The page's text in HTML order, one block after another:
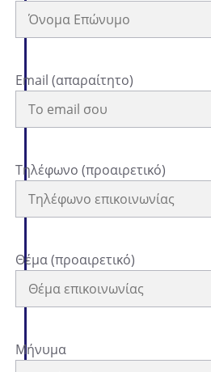
Email (απαραίτητο)
Τηλέφωνο (προαιρετικό)
Θέμα (προαιρετικό)
Μήνυμα